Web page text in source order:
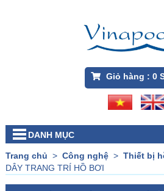
Giỏ hàng : 0
DANH MỤC
Trang chủ > Công nghệ> Thiết bị
DÂY TRANG TRÍ HỒ BƠI